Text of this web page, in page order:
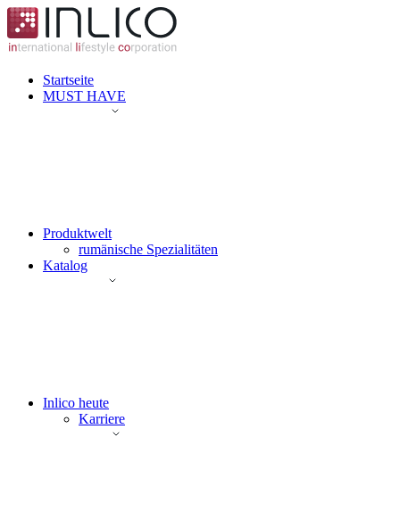
Startseite
MUST HAVE
Produktwelt
rumänische Spezialitäten
Katalog
Inlico heute
Karriere